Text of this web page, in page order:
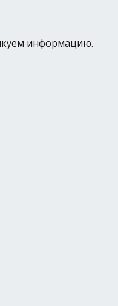
информацию.